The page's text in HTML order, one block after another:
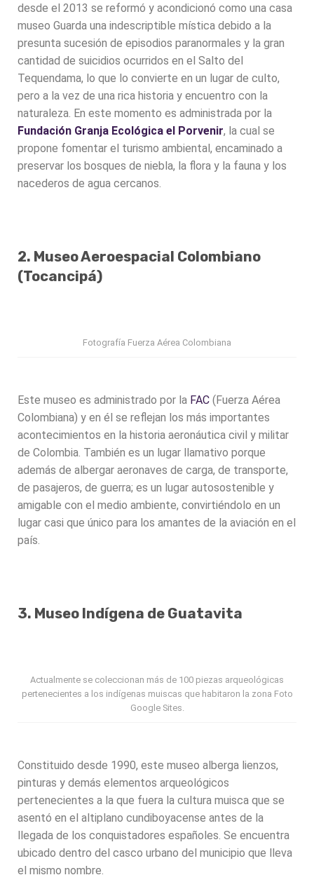
desde el 2013 se reformó y acondicionó como una casa
museo Guarda una indescriptible mística debido a la
presunta sucesión de episodios paranormales y la gran
cantidad de suicidios ocurridos en el Salto del
Tequendama, lo que lo convierte en un lugar de culto,
pero a la vez de una rica historia y encuentro con la
naturaleza. En este momento es administrada por la
Fundación Granja Ecológica el Porvenir, la cual se
propone fomentar el turismo ambiental, encaminado a
preservar los bosques de niebla, la flora y la fauna y los
nacederos de agua cercanos.
2. Museo Aeroespacial Colombiano
(Tocancipá)
Fotografía Fuerza Aérea Colombiana
Este museo es administrado por la FAC (Fuerza Aérea
Colombiana) y en él se reflejan los más importantes
acontecimientos en la historia aeronáutica civil y militar
de Colombia. También es un lugar llamativo porque
además de albergar aeronaves de carga, de transporte,
de pasajeros, de guerra; es un lugar autosostenible y
amigable con el medio ambiente, convirtiéndolo en un
lugar casi que único para los amantes de la aviación en el
país.
3. Museo Indígena de Guatavita
Actualmente se coleccionan más de 100 piezas arqueológicas
pertenecientes a los indígenas muiscas que habitaron la zona Foto
Google Sites.
Constituido desde 1990, este museo alberga lienzos,
pinturas y demás elementos arqueológicos
pertenecientes a la que fuera la cultura muisca que se
asentó en el altiplano cundiboyacense antes de la
llegada de los conquistadores españoles. Se encuentra
ubicado dentro del casco urbano del municipio que lleva
el mismo nombre.